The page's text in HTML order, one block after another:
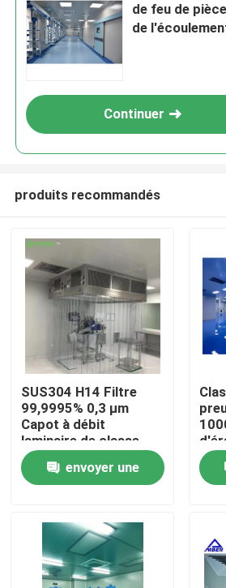
Maison
Produits
Au sujet de nous
Visite d'usine
de feu de
de
Continuer
produits recommandés
SUS304 H14 Filtre
99,9995% 0,3 μm
Capot à débit
laminaire de classe
100 pour laboratoire
envoyer une